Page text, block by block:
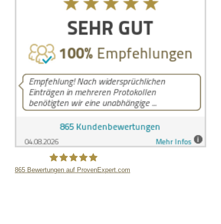
865 Bewertungen auf ProvenExpert.com